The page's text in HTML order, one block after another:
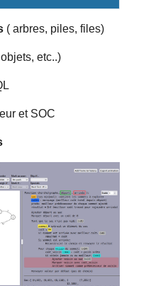
( arbres, piles, files)
etc..)
et SOC